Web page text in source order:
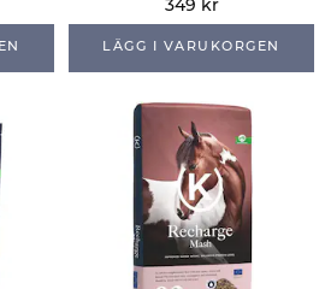
349 kr
LÄGG I VARUKORGEN